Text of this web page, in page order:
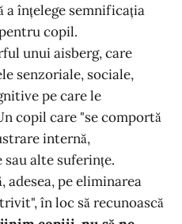
a înțelege semnificația
copil.
unui aisberg, care
senzoriale, sociale,
pe care le
copil care "se comportă
internă,
alte suferințe.
adesea, pe eliminarea
în loc să recunoască